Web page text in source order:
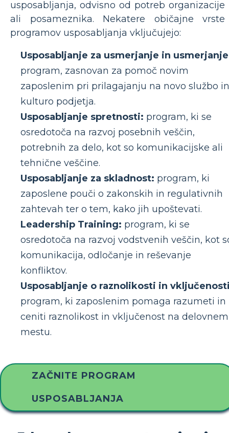
usposabljanja, odvisno od potreb organizacije
ali posameznika. Nekatere običajne vrste
programov usposabljanja vključujejo:
Usposabljanje za usmerjanje in
program, zasnovan za pomoč novim
zaposlenim pri prilagajanju na novo službo in
kulturo podjetja.
Usposabljanje spretnosti: program, ki se
osredotoča na razvoj posebnih veščin,
potrebnih za delo, kot so komunikacijske ali
tehnične veščine.
Usposabljanje za skladnost: program, ki
zaposlene pouči o zakonskih in regulativnih
zahtevah ter o tem, kako jih upoštevati.
Leadership Training: program, ki se
osredotoča na razvoj vodstvenih veščin, kot
komunikacija, odločanje in reševanje
konfliktov.
Usposabljanje o raznolikosti in
program, ki zaposlenim pomaga razumeti in
ceniti raznolikost in vključenost na delovnem
mestu.
ZAČNITE PROGRAM
USPOSABLJANJA